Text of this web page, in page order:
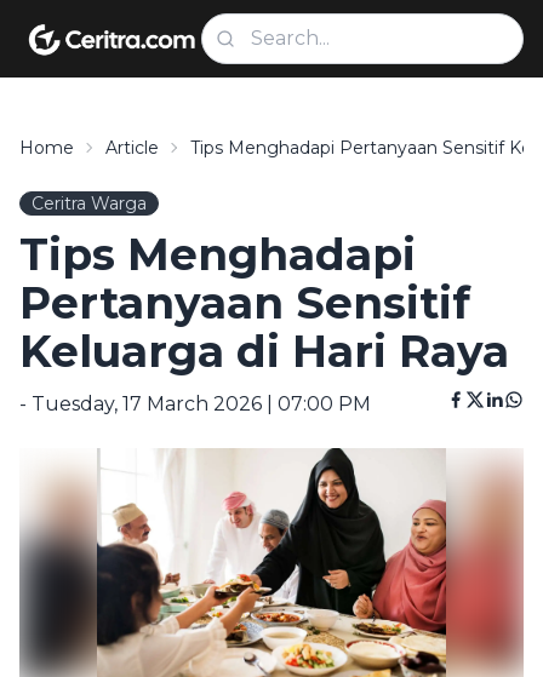
Home Article Tips Menghadapi Pertanyaan Sensitif
Ceritra Warga
Tips Menghadapi
Pertanyaan Sensitif
Keluarga di Hari Raya
- Tuesday, 17 March 2026 | 07:00 PM